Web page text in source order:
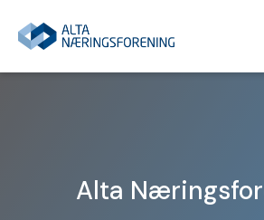
Alta